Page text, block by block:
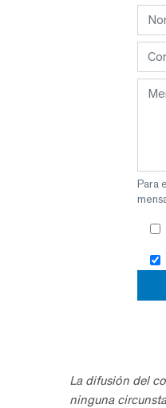
Para
La difusión del
ninguna